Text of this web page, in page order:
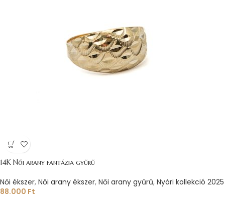
14K Női arany fantázia gyűrű
Női ékszer, Női arany ékszer, Női arany gyűrű, Nyári kollekció 2025
88.000 Ft